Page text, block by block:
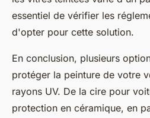
essentiel de vérifier les
d'opter pour cette solution.
En conclusion, plusieurs
protéger la peinture de votre
rayons UV. De la cire pour
protection en céramique, en